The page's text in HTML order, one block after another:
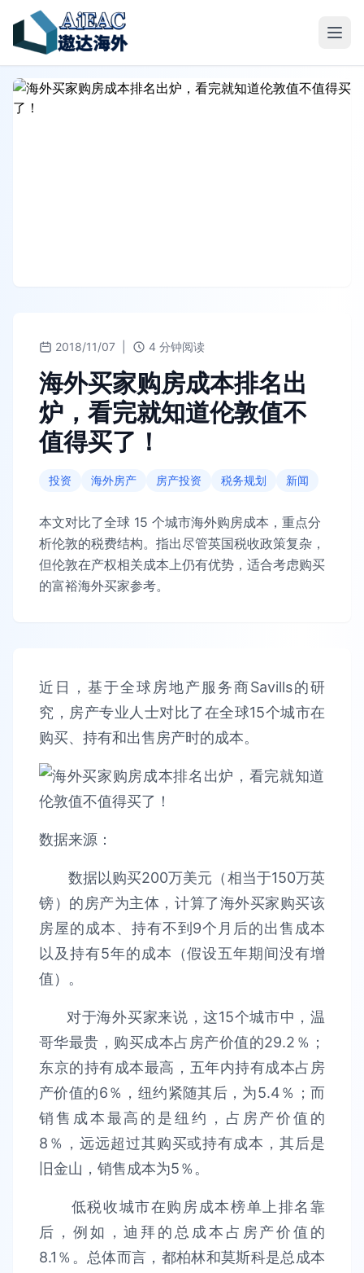
2018/11/07 4 分钟阅读
海外买家购房成本排名出
炉，看完就知道伦敦值不
值得买了！
投资 海外房产 房产投资 税务规划 新闻
本文对比了全球 15 个城市海外购房成本，重点分
析伦敦的税费结构。指出尽管英国税收政策复杂，
但伦敦在产权相关成本上仍有优势，适合考虑购买
的富裕海外买家参考。
近日，基于全球房地产服务商Savills的研
究，房产专业人士对比了在全球15个城市在
购买、持有和出售房产时的成本。
数据来源：
数据以购买200万美元（相当于150万英
镑）的房产为主体，计算了海外买家购买该
房屋的成本、持有不到9个月后的出售成本
以及持有5年的成本（假设五年期间没有增
值）。
对于海外买家来说，这15个城市中，温
哥华最贵，购买成本占房产价值的29.2％；
东京的持有成本最高，五年内持有成本占房
产价值的6％，纽约紧随其后，为5.4％；而
销售成本最高的是纽约，占房产价值的
8％，远远超过其购买或持有成本，其后是
旧金山，销售成本为5％。
低税收城市在购房成本榜单上排名靠
后，例如，迪拜的总成本占房产价值的
8.1％。总体而言，都柏林和莫斯科是总成本